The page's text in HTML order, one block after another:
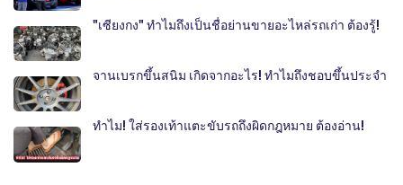
"เซียงกง" ทำไมถึงเป็นชื่อย่านขายอะไหล่รถเก่า ต้องรู้!
จานเบรกขึ้นสนิม เกิดจากอะไร! ทำไมถึงชอบขึ้นประจำ
ทำไม! ใส่รองเท้าแตะขับรถถึงผิดกฎหมาย ต้องอ่าน!